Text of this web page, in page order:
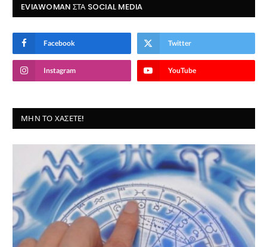
EVIAWOMAN ΣΤΑ SOCIAL MEDIA
Facebook Twitter
Instagram YouTube
ΜΗΝ ΤΟ ΧΆΣΕΤΕ!